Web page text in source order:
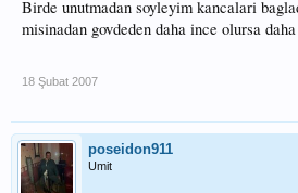
Birde unutmadan soyleyim kancalari
misinadan govdeden daha ince olursa
18 Şubat 2007
poseidon911
Umit